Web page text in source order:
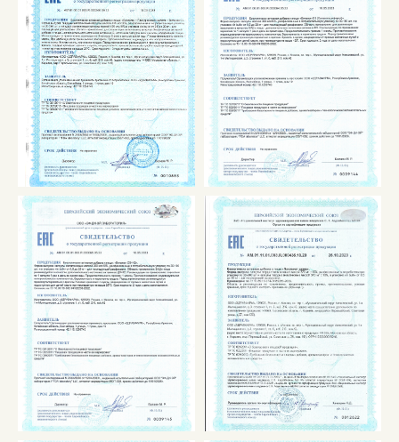
Мы специализируемся на контрактном
производстве биологических добавок
и доставляем продукцию по всей России
5000+ видов продукции
изготовили за 2024 год